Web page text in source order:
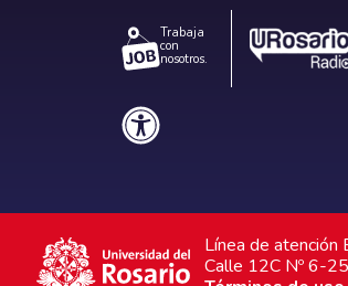
Trabaja
con
nosotros.
Línea de
Calle 12C Nº 6-